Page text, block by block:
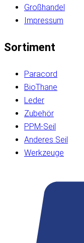
Großhandel
Impressum
Sortiment
Paracord
BioThane
Leder
Zubehör
PPM-Seil
Anderes Seil
Werkzeuge